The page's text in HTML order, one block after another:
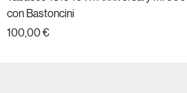
con Bastoncini
Prezzo
100,00 €